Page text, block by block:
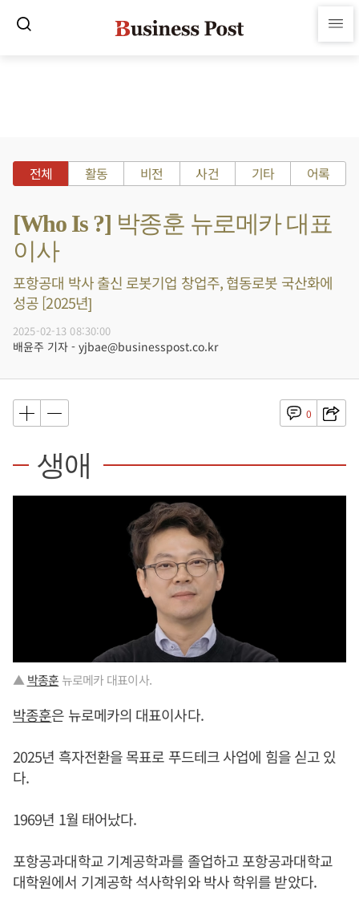
전체 활동 비전 사건 기타 어록
[Who Is ?] 박종훈 뉴로메카 대표
이사
포항공대 박사 출신 로봇기업 창업주, 협동로봇 국산화에
성공 [2025년]
2025-02-13 08:30:00
배윤주 기자 - yjbae@businesspost.co.kr
0
생애
▲ 박종훈 뉴로메카 대표이사.
박종훈은 뉴로메카의 대표이사다.
2025년 흑자전환을 목표로 푸드테크 사업에 힘을 싣고 있
다.
1969년 1월 태어났다.
포항공과대학교 기계공학과를 졸업하고 포항공과대학교
대학원에서 기계공학 석사학위와 박사 학위를 받았다.